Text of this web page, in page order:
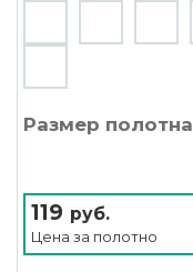
Размер полотна
119 руб.
Цена за полотно